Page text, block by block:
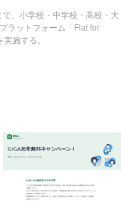
、小学校・中学校・高校・大
ラットフォーム「Flat for
施する。